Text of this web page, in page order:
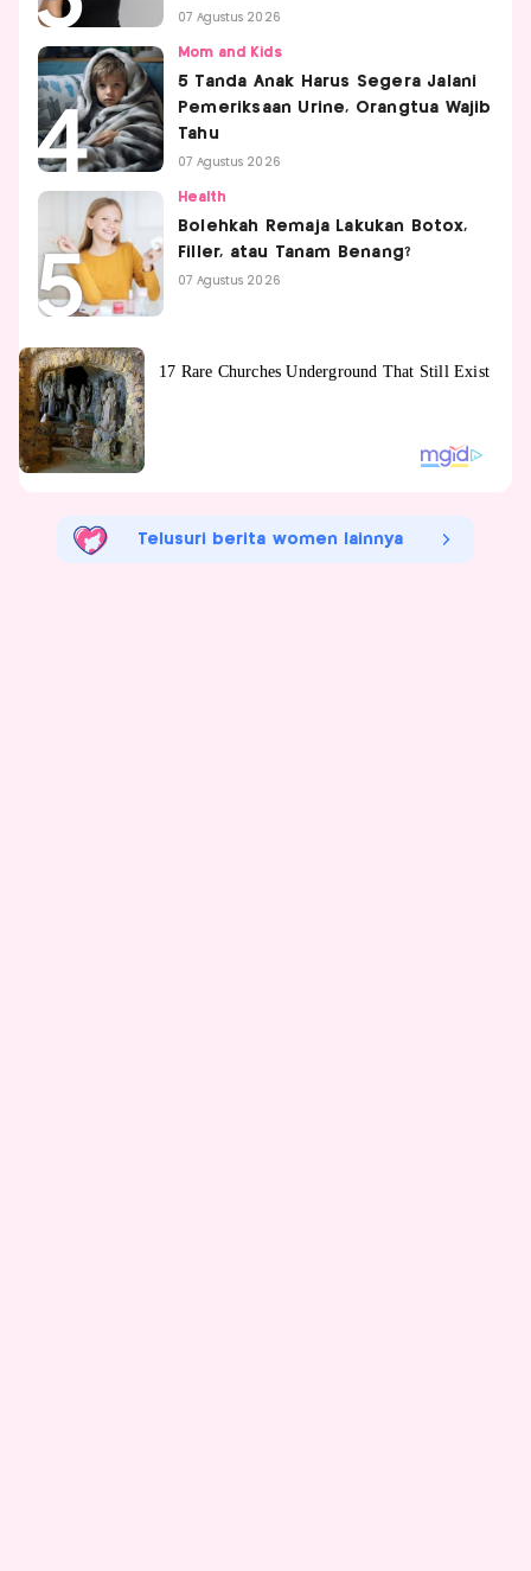
07 Agustus 2026
Mom and Kids
5 Tanda Anak Harus Segera Jalani
Pemeriksaan Urine, Orangtua Wajib
Tahu
07 Agustus 2026
Health
Bolehkah Remaja Lakukan Botox,
Filler, atau Tanam Benang?
07 Agustus 2026
Telusuri berita women lainnya